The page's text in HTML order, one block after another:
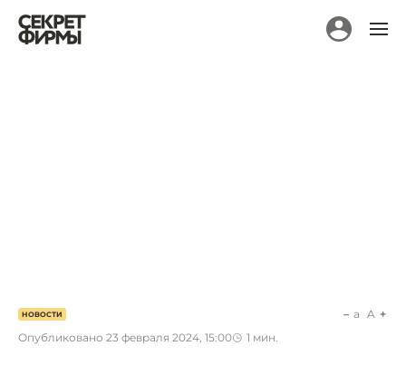
НОВОСТИ
Опубликовано 23 февраля 2024, 15:00 1 мин.
a A